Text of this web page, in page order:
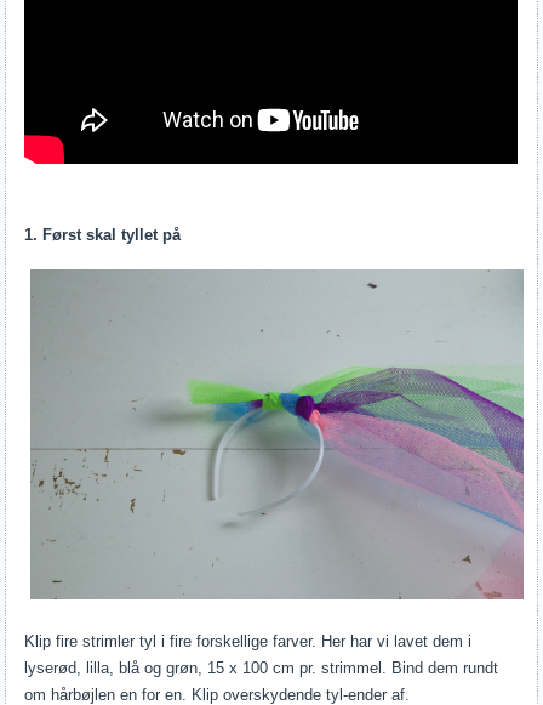
1. Først skal tyllet på
Klip fire strimler tyl i fire forskellige farver. Her har vi lavet dem i
lyserød, lilla, blå og grøn, 15 x 100 cm pr. strimmel. Bind dem rundt
om hårbøjlen en for en. Klip overskydende tyl-ender af.